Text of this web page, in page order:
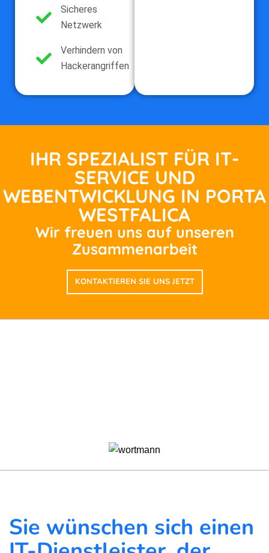
Sicheres
Netzwerk
Verhindern von
Hackerangriffen
IHR SPEZIALIST FÜR IT-
SERVICE UND
WEBENTWICKLUNG IN PORTA
WESTFALICA
Wir freuen uns auf unseren
Zusammenarbeit
KONTAKTIEREN SIE UNS JETZT
Sie wünschen sich einen